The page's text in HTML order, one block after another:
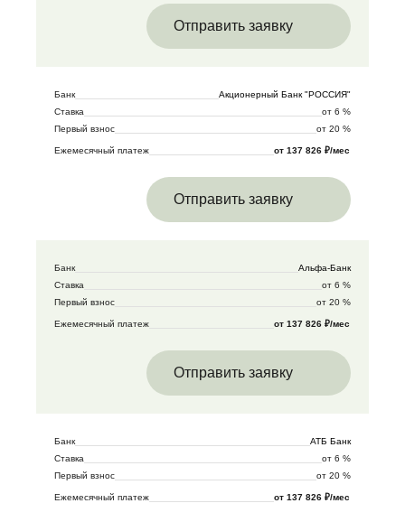
Отправить заявку
Банк
Акционерный Банк "РОССИЯ"
Ставка
от 6 %
Первый взнос
от 20 %
Ежемесячный платеж от 137 826 ₽/мес
Отправить заявку
Банк
Альфа-Банк
Ставка
от 6 %
Первый взнос
от 20 %
Ежемесячный платеж от 137 826 ₽/мес
Отправить заявку
Банк
АТБ Банк
Ставка
от 6 %
Первый взнос
от 20 %
Ежемесячный платеж от 137 826 ₽/мес